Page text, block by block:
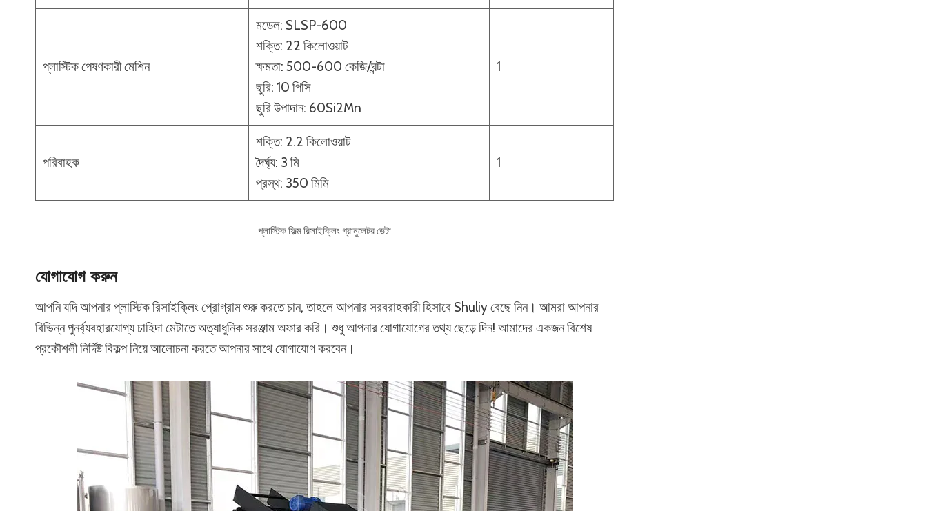
প্লাস্টিক পেষণকারী মেশিন
মডেল: SLSP-600
শক্তি: 22 কিলোওয়াট
ক্ষমতা: 500-600 কেজি/ঘন্টা
ছুরি: 10 পিসি
ছুরি উপাদান: 60Si2Mn
1
পরিবাহক
শক্তি: 2.2 কিলোওয়াট
দৈর্ঘ্য: 3 মি
প্রস্থ: 350 মিমি
1
প্লাস্টিক ফিল্ম রিসাইক্লিং গ্রানুলেটর ডেটা
যোগাযোগ করুন
আপনি যদি আপনার প্লাস্টিক রিসাইক্লিং প্রোগ্রাম শুরু করতে চান, তাহলে আপনার সরবরাহকারী হিসাবে Shuliy বেছে নিন। আমরা আপনার
বিভিন্ন পুনর্ব্যবহারযোগ্য চাহিদা মেটাতে অত্যাধুনিক সরঞ্জাম অফার করি। শুধু আপনার যোগাযোগের তথ্য ছেড়ে দিন! আমাদের একজন বিশেষ
প্রকৌশলী নির্দিষ্ট বিকল্প নিয়ে আলোচনা করতে আপনার সাথে যোগাযোগ করবেন।